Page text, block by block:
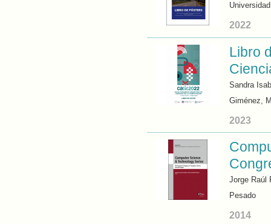
2022
Libro
Sandra
Giménez,
2023
Jorge Raúl
Pesado
2014